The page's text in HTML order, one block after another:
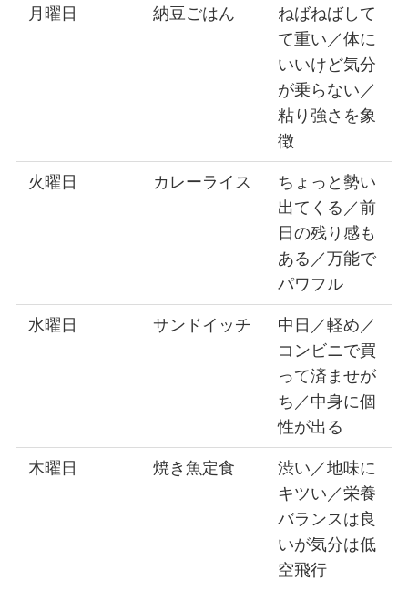
月曜日 納豆ごはん
ねばねばして
て重い／体に
いいけど気分
が乗らない／
粘り強さを象
徴
火曜日 カレーライス
ちょっと勢い
出てくる／前
日の残り感も
ある／万能で
パワフル
水曜日 サンドイッチ
中日／軽め／
コンビニで買
って済ませが
ち／中身に個
性が出る
木曜日 焼き魚定食
渋い／地味に
キツい／栄養
バランスは良
いが気分は低
空飛行